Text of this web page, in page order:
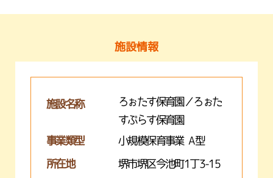
施設情報
施設名称
ろぉたす保育園／ろぉた
すぷらす保育園
事業類型
小規模保育事業 A型
所在地 堺市堺区今池町1丁3-15